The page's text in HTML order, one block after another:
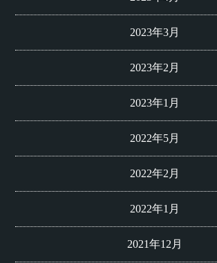
2023年3月
2023年2月
2023年1月
2022年5月
2022年2月
2022年1月
2021年12月